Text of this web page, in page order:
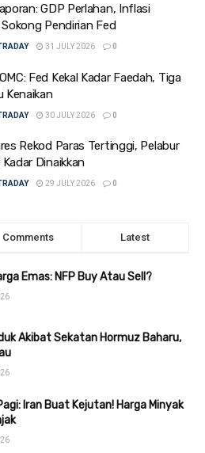
GDP Perlahan, Inflasi
Sokong Pendirian Fed
31 JULY 2026 0
Fed Kekal Kadar Faedah, Tiga
Kenaikan
30 JULY 2026 0
Rekod Paras Tertinggi, Pelabur
Dinaikkan
29 JULY 2026 0
Comments Latest
Emas: NFP Buy Atau Sell?
Akibat Sekatan Hormuz Baharu,
Iran Buat Kejutan! Harga Minyak